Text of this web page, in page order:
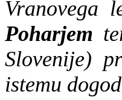
Vranovega
Poharjem
Slovenije)
istemu